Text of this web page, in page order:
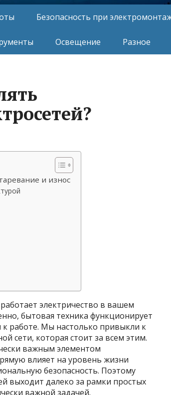
Безопасность при
Освещение Разное
и износ
электричество в вашем
бытовая техника функционирует
к работе. Мы настолько привыкли к
сети, которая стоит за всем этим.
важным элементом
влияет на уровень жизни
безопасность. Поэтому
выходит далеко за рамки простых
важной задачей.